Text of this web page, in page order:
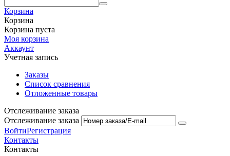
Корзина
Корзина
Корзина пуста
Моя корзина
Аккаунт
Учетная запись
Заказы
Список сравнения
Отложенные товары
Отслеживание заказа
Отслеживание заказа
ВойтиРегистрация
Контакты
Контакты